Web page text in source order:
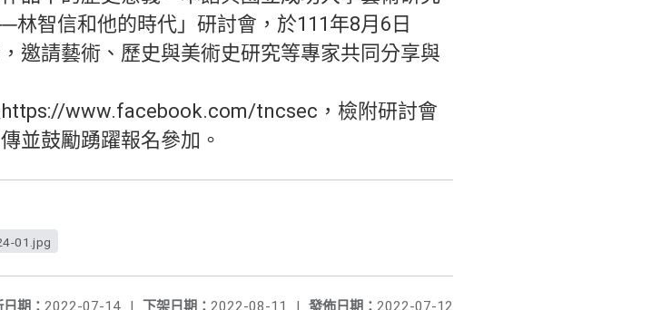
林智信和他的時代」研討會，於111年8月6日
邀請藝術、歷史與美術史研究等專家共同分享與
www.facebook.com/tncsec，檢附研討會
並鼓勵踴躍報名參加。
01.jpg
發佈日期： 2022-07-12
下架日期： 2022-08-11 |
期： 2022-07-14 |